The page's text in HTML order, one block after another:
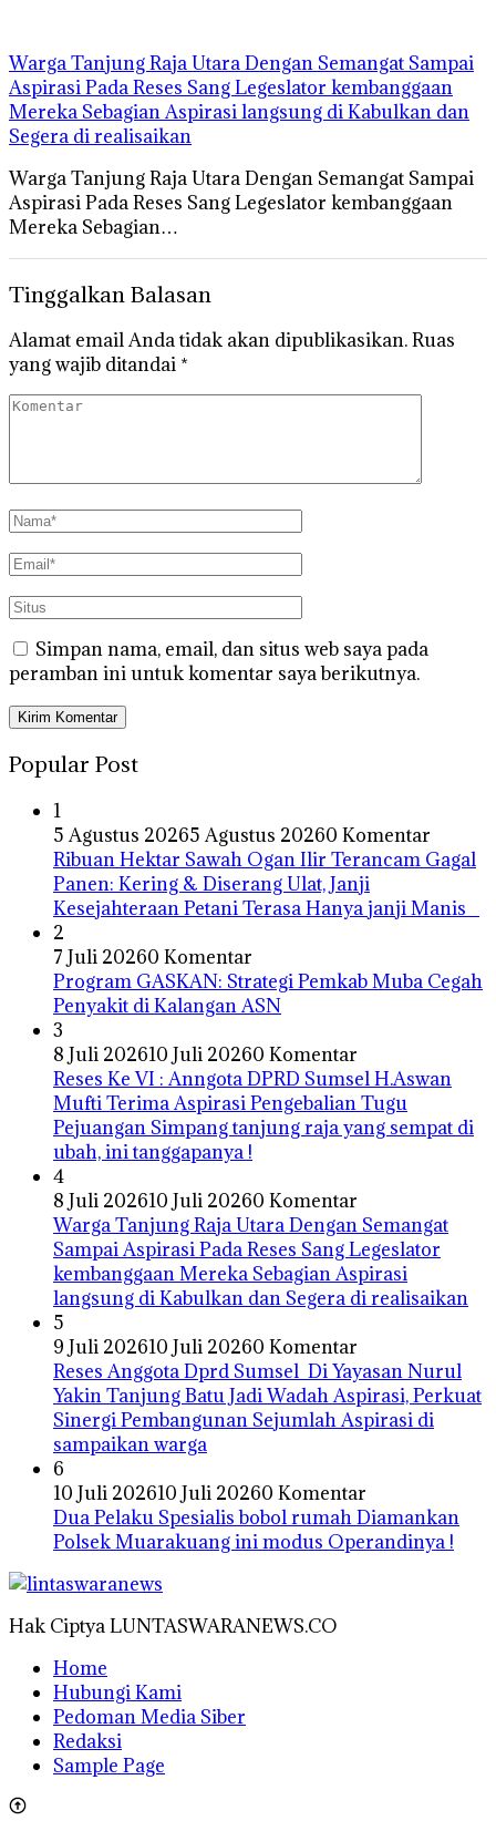
Warga Tanjung Raja Utara Dengan Semangat Sampai
Aspirasi Pada Reses Sang Legeslator kembanggaan
Mereka Sebagian Aspirasi langsung di Kabulkan dan
Segera di realisaikan
Warga Tanjung Raja Utara Dengan Semangat Sampai
Aspirasi Pada Reses Sang Legeslator kembanggaan
Mereka Sebagian…
Tinggalkan Balasan
Alamat email Anda tidak akan dipublikasikan.Ruas
yang wajib ditandai *
Simpan nama, email, dan situs web saya pada
peramban ini untuk komentar saya berikutnya.
Popular Post
1
5 Agustus 20265 Agustus 20260 Komentar
Ribuan Hektar Sawah Ogan Ilir Terancam Gagal
Panen: Kering & Diserang Ulat, Janji
Kesejahteraan Petani Terasa Hanya janji Manis
2
7 Juli 20260 Komentar
Program GASKAN: Strategi Pemkab Muba Cegah
Penyakit di Kalangan ASN
3
8 Juli 202610 Juli 20260 Komentar
Reses Ke VI : Anngota DPRD Sumsel H.Aswan
Mufti Terima Aspirasi Pengebalian Tugu
Pejuangan Simpang tanjung raja yang sempat di
ubah, ini tanggapanya !
4
8 Juli 202610 Juli 20260 Komentar
Warga Tanjung Raja Utara Dengan Semangat
Sampai Aspirasi Pada Reses Sang Legeslator
kembanggaan Mereka Sebagian Aspirasi
langsung di Kabulkan dan Segera di realisaikan
5
9 Juli 202610 Juli 20260 Komentar
Reses Anggota Dprd Sumsel Di Yayasan Nurul
Yakin Tanjung Batu Jadi Wadah Aspirasi, Perkuat
Sinergi Pembangunan Sejumlah Aspirasi di
sampaikan warga
6
10 Juli 202610 Juli 20260 Komentar
Dua Pelaku Spesialis bobol rumah Diamankan
Polsek Muarakuang ini modus Operandinya !
Hak Ciptya LUNTASWARANEWS.CO
Home
Hubungi Kami
Pedoman Media Siber
Redaksi
Sample Page